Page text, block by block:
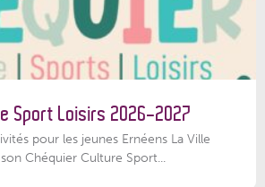
Sport Loisirs 2026-2027
pour les jeunes Ernéens La Ville
Chéquier Culture Sport...